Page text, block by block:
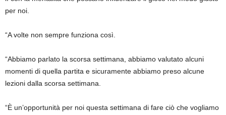
per noi.
“A volte non sempre funziona così.
“Abbiamo parlato la scorsa settimana, abbiamo valutato alcuni
momenti di quella partita e sicuramente abbiamo preso alcune
lezioni dalla scorsa settimana.
“È un’opportunità per noi questa settimana di fare ciò che vogliamo